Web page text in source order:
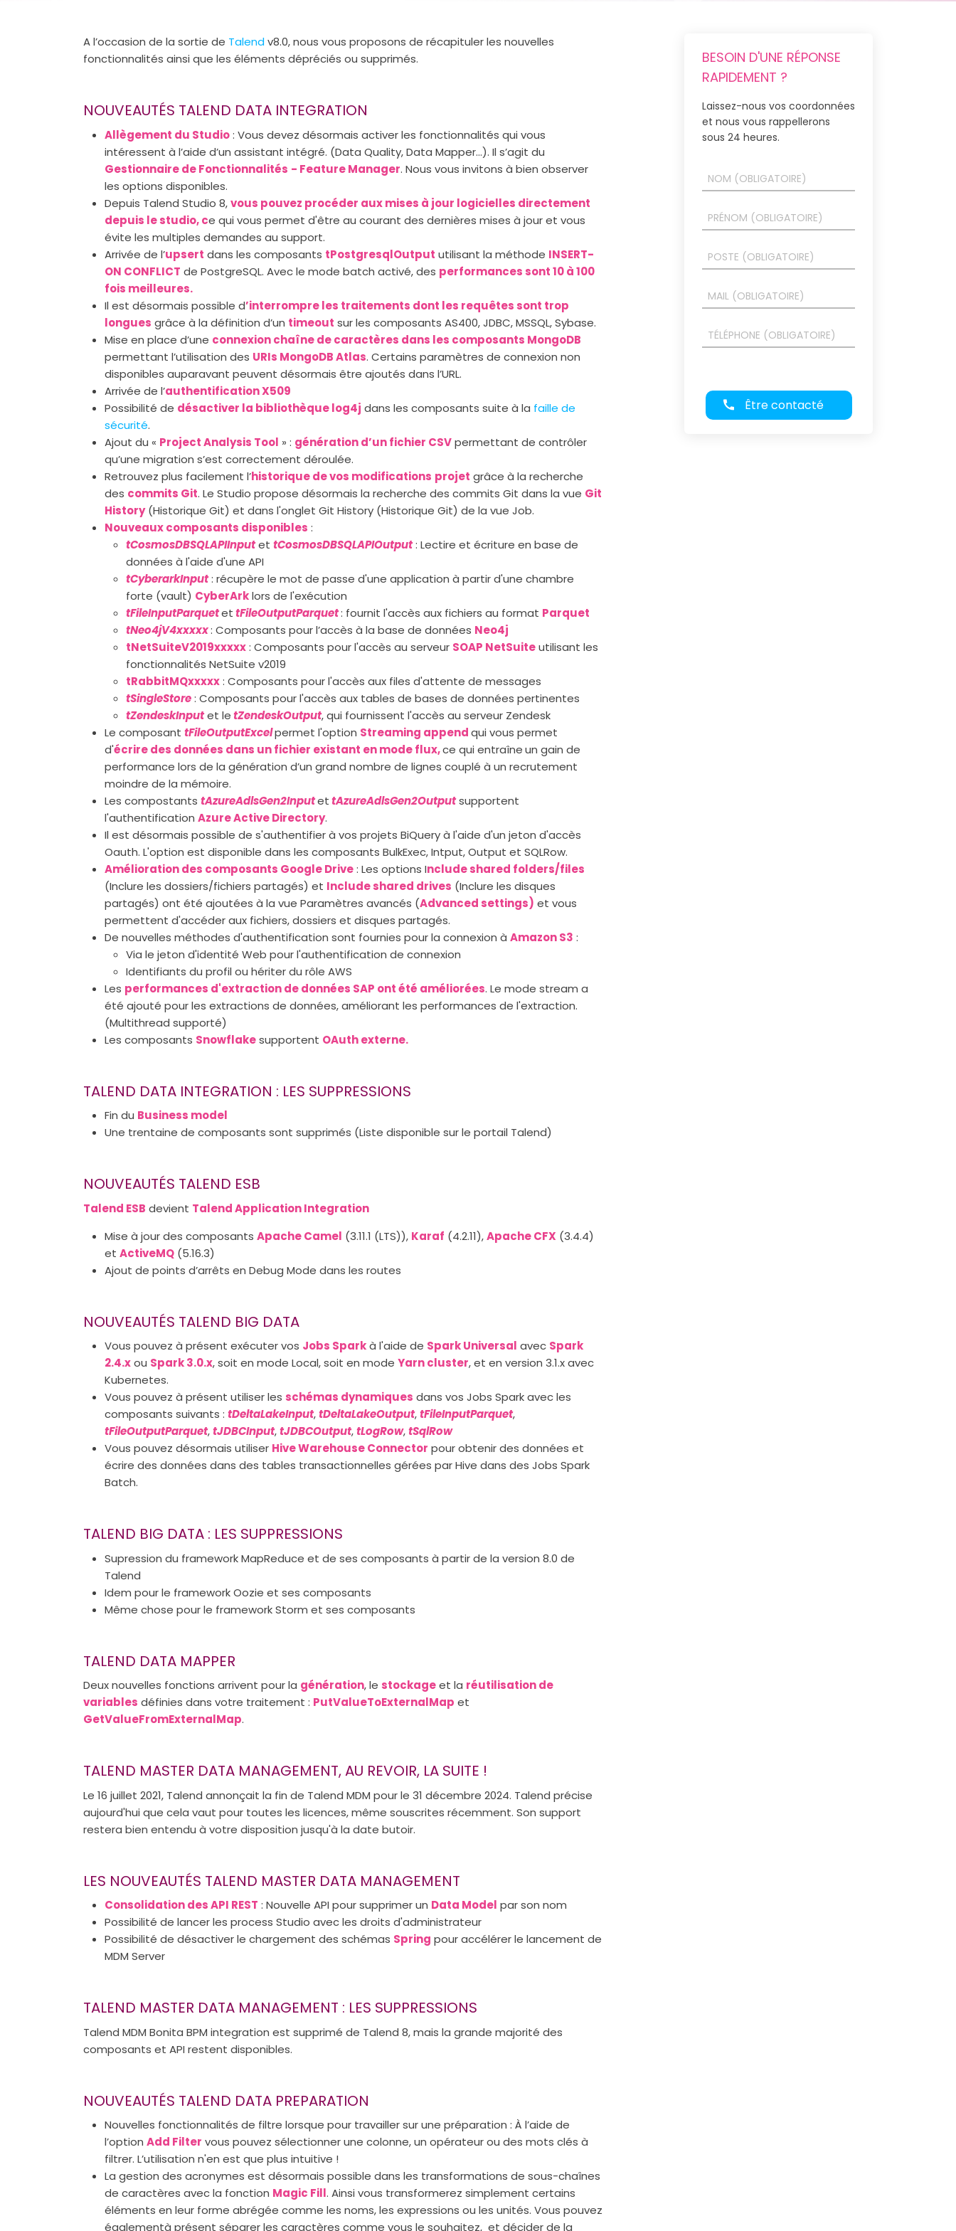
A l’occasion de la sortie de Talendv8.0, nous vous proposons de récapituler les nouvelles
fonctionnalités ainsi que les éléments dépréciés ou supprimés.
NOUVEAUTÉS TALEND DATA INTEGRATION
Allègement du Studio: Vous devez désormais activer les fonctionnalités qui vous
intéressent à l’aide d’un assistant intégré. (Data Quality, Data Mapper…). Il s’agit du
Gestionnaire de Fonctionnalités - Feature Manager. Nous vous invitons à bien observer
les options disponibles.
Depuis Talend Studio 8,vous pouvez procéder aux mises à jour logicielles directement
depuis le studio, ce qui vous permet d'être au courant des dernières mises à jour et vous
évite les multiples demandes au support.
Arrivée de l’upsert dans les composants tPostgresqlOutput utilisant la méthode INSERT-
ON CONFLICT de PostgreSQL. Avec le mode batch activé, des performances sont 10 à 100
fois meilleures.
Il est désormais possible d’interrompre les traitements dont les requêtes sont trop
longues grâce à la définition d’un timeout sur les composants AS400, JDBC, MSSQL, Sybase.
Mise en place d’une connexion chaîne de caractères dans les composants MongoDB
permettant l’utilisation des URIs MongoDB Atlas. Certains paramètres de connexion non
disponibles auparavant peuvent désormais être ajoutés dans l’URL.
Arrivée de l’authentification X509
Possibilité de désactiver la bibliothèque log4j dans les composants suite à la faille de
sécurité.
Ajout du « Project Analysis Tool » : génération d’un fichier CSVpermettant de contrôler
qu’une migration s’est correctement déroulée.
Retrouvez plus facilement l’historique de vos modifications projet grâce à la recherche
des commits Git. Le Studio propose désormais la recherche des commits Git dans la vue Git
History(Historique Git) et dans l'onglet Git History (Historique Git) de la vue Job.
Nouveaux composants disponibles :
tCosmosDBSQLAPIInputet tCosmosDBSQLAPIOutput: Lectire et écriture en base de
données à l'aide d'une API
tCyberarkInput: récupère le mot de passe d'une application à partir d'une chambre
forte (vault) CyberArklors de l'exécution
tFileInputParquetettFileOutputParquet: fournit l'accès aux fichiers au format Parquet
tNeo4jV4xxxxx: Composants pour l’accès à la base de données Neo4j
tNetSuiteV2019xxxxx: Composants pour l'accès au serveur SOAP NetSuiteutilisant les
fonctionnalités NetSuite v2019
tRabbitMQxxxxx: Composants pour l'accès aux files d'attente de messages
tSingleStore: Composants pour l'accès aux tables de bases de données pertinentes
tZendeskInputet letZendeskOutput, qui fournissent l'accès au serveur Zendesk
Le composant tFileOutputExcelpermet l'option Streaming appendqui vous permet
d'écrire des données dans un fichier existant en mode flux,ce qui entraîneun gain de
performance lors de la génération d’un grand nombre de lignes couplé à un recrutement
moindre de la mémoire.
Les compostants tAzureAdlsGen2InputettAzureAdlsGen2Outputsupportent
l'authentification Azure Active Directory.
Il est désormais possible de s'authentifier à vos projets BiQuery à l'aide d'un jeton d'accès
Oauth. L'option est disponible dans les composants BulkExec, Intput, Output et SQLRow.
Amélioration des composants Google Drive: Les options Include shared folders/files
(Inclure les dossiers/fichiers partagés) et Include shared drives (Inclure les disques
partagés) ont été ajoutées à la vue Paramètres avancés (Advanced settings) et vous
permettent d'accéder aux fichiers, dossiers et disques partagés.
De nouvelles méthodes d'authentification sont fournies pour la connexion à Amazon S3 :
Via le jeton d'identité Web pour l'authentification de connexion
Identifiants du profil ou hériter du rôle AWS
Les performances d'extraction de données SAP ont été améliorées. Le mode stream a
été ajouté pour les extractions de données, améliorant les performances de l'extraction.
(Multithread supporté)
Les composants Snowflakesupportent OAuth externe.
TALEND DATA INTEGRATION : LES SUPPRESSIONS
Fin du Business model
Une trentaine de composants sont supprimés (Liste disponible sur le portail Talend)
NOUVEAUTÉS TALEND ESB
Talend ESB devient Talend Application Integration
Mise à jour des composants Apache Camel (3.11.1 (LTS)), Karaf (4.2.11),Apache CFX (3.4.4)
et ActiveMQ (5.16.3)
Ajout de points d’arrêts en Debug Mode dans les routes
NOUVEAUTÉS TALEND BIG DATA
Vous pouvez à présent exécuter vos Jobs Sparkà l'aide de Spark Universal avec Spark
2.4.xou Spark 3.0.x, soit en mode Local, soit en mode Yarn cluster, et en version 3.1.x avec
Kubernetes.
Vous pouvez à présent utiliser les schémas dynamiques dans vos Jobs Spark avec les
composants suivants : tDeltaLakeInput,tDeltaLakeOutput,tFileInputParquet,
tFileOutputParquet,tJDBCInput,tJDBCOutput,tLogRow,tSqlRow
Vous pouvez désormais utiliser Hive Warehouse Connector pour obtenir des données et
écrire des données dans des tables transactionnelles gérées par Hive dans des Jobs Spark
Batch.
TALEND BIG DATA : LES SUPPRESSIONS
Supression du framework MapReduce et de ses composants à partir de la version 8.0 de
Talend
Idem pour le framework Oozie et ses composants
Même chose pour le framework Storm et ses composants
TALEND DATA MAPPER
Deux nouvelles fonctions arrivent pour la génération, le stockageet la réutilisation de
variables définies dans votre traitement : PutValueToExternalMap et
GetValueFromExternalMap.
TALEND MASTER DATA MANAGEMENT, AU REVOIR, LA SUITE !
Le 16 juillet 2021, Talend annonçait la fin de Talend MDM pour le 31 décembre 2024. Talend précise
aujourd'hui que cela vaut pour toutes les licences, même souscrites récemment. Son support
restera bien entendu à votre disposition jusqu'à la date butoir.
LES NOUVEAUTÉS TALEND MASTER DATA MANAGEMENT
Consolidation des API REST : Nouvelle API pour supprimer un Data Model par son nom
Possibilité de lancer les process Studio avec les droits d'administrateur
Possibilité de désactiver le chargement des schémas Spring pour accélérer le lancement de
MDM Server
TALEND MASTER DATA MANAGEMENT : LES SUPPRESSIONS
Talend MDM Bonita BPM integration est supprimé de Talend 8, mais la grande majorité des
composants et API restent disponibles.
NOUVEAUTÉS TALEND DATA PREPARATION
Nouvelles fonctionnalités de filtre lorsque pour travailler sur une préparation : À l’aide de
l’option Add Filter vous pouvez sélectionner une colonne, un opérateur ou des mots clés à
filtrer. L’utilisation n'en est que plus intuitive !
La gestion des acronymes est désormais possible dans les transformations de sous-chaînes
de caractères avec la fonction Magic Fill. Ainsi vous transformerez simplement certains
éléments en leur forme abrégée comme les noms, les expressions ou les unités. Vous pouvez
égalementà présent séparer les caractères comme vous le souhaitez, et décider de la
BESOIN D'UNE RÉPONSE
RAPIDEMENT ?
Laissez-nous vos coordonnées
et nous vous rappellerons
sous 24 heures.
Être contacté